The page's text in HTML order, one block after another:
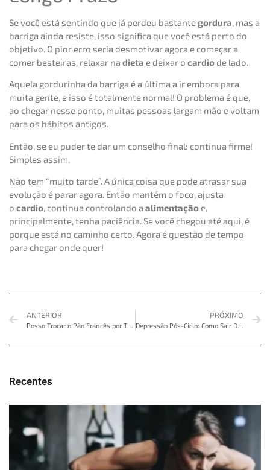
Se você está sentindo que já perdeu bastantegordura, mas a
barriga ainda resiste, isso significa que você está perto do
objetivo. O pior erro seria desmotivar agora e começar a
comer besteiras, relaxar na dieta e deixar o cardio de lado.
Aquela gordurinha da barriga é a última a ir embora para
muita gente, e isso é totalmente normal! O problema é que,
ao chegar nesse ponto, muitas pessoas largam mão e voltam
para os hábitos antigos.
Então, se eu puder te dar um conselho final: continua firme!
Simples assim.
Não tem “muito tarde”. A única coisa que pode atrasar sua
evolução é parar agora. Então mantém o foco, ajusta
o cardio, continua controlando a alimentação e,
principalmente, tenha paciência. Se você chegou até aqui, é
porque está no caminho certo. Agora é questão de tempo
para chegar onde quer!
ANTERIOR
Posso Trocar o Pão Francês por Tapioca? Aprenda a Verdade Sobre Esse Mito!
PRÓXIMO
Depressão Pós-Ciclo: Como Sair Dessa?
Recentes